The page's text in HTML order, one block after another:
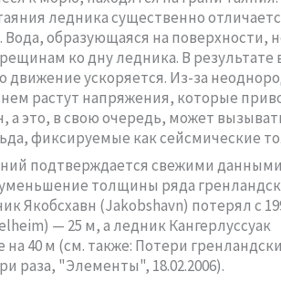
ледника существенно
Вода, образующаяся на поверхности,
ко дну ледника. В результате
движение ускоряется. Из-за
растут напряжения, которые
это, в свою очередь, может
фиксируемые как сейсмические
подтверждается свежими данными
толщины ряда
Якобсхавн (Jakobshavn) потерял с
— 25 м, а ледник Кангерлуссуак
40 м (см. также: Потери
раза, "Элементы", 18.02.2006).